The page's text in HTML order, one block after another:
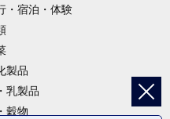
・宿泊・体験
製品
乳製品
穀物